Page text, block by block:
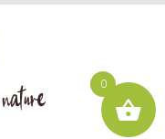
0